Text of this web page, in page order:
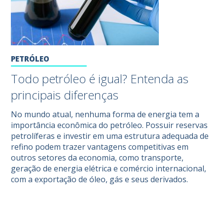
PETRÓLEO
Todo petróleo é igual? Entenda as
principais diferenças
No mundo atual, nenhuma forma de energia tem a
importância econômica do petróleo. Possuir reservas
petrolíferas e investir em uma estrutura adequada de
refino podem trazer vantagens competitivas em
outros setores da economia, como transporte,
geração de energia elétrica e comércio internacional,
com a exportação de óleo, gás e seus derivados.